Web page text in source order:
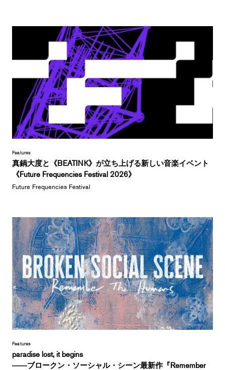
Features
真鍋大度と《BEATINK》が立ち上げる新しい音楽イベント
《Future Frequencies Festival 2026》
Future Frequencies Festival
Features
paradise lost, it begins
――ブロークン・ソーシャル・シーン最新作『Remember